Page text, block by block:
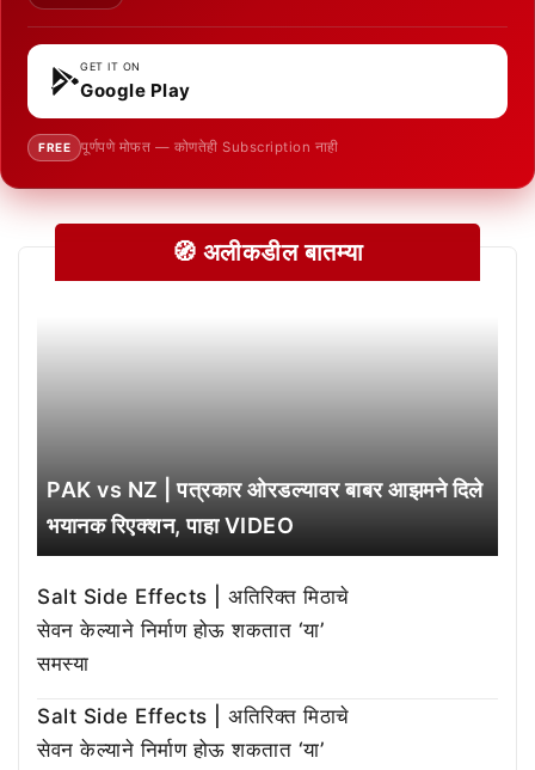
GET IT ON
Google Play
FREE पूर्णपणे मोफत — कोणतेही Subscription नाही
🧭 अलीकडील बातम्या
PAK vs NZ | पत्रकार ओरडल्यावर बाबर आझमने दिले
भयानक रिएक्शन, पाहा VIDEO
Salt Side Effects | अतिरिक्त मिठाचे
सेवन केल्याने निर्माण होऊ शकतात ‘या’
समस्या
Salt Side Effects | अतिरिक्त मिठाचे
सेवन केल्याने निर्माण होऊ शकतात ‘या’